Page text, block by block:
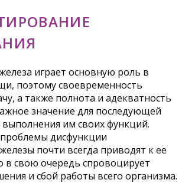
играет основную роль в
поэтому своевременность
а также полнота и адекватность
значение для последующей
им своих функций.
дисфункции
почти всегда приводят к ее
в свою очередь спровоцирует
и сбой работы всего организма.